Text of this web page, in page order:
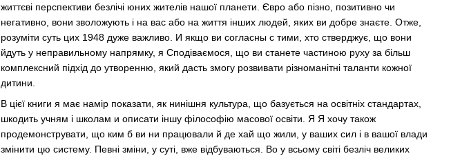
життєві перспективи безлічі юних жителів нашої планети. Євро або пізно, позитивно чи
негативно, вони зволожують і на вас або на життя інших людей, яких ви добре знаєте. Отже,
розуміти суть цих 1948 дуже важливо. И якщо ви согласны с тими, хто стверджує, що вони
йдуть у неправильному напрямку, я Сподіваємося, що ви станете частиною руху за більш
комплексний підхід до утворенню, який дасть змогу розвивати різноманітні таланти кожної
дитини.
В цієї книги я має намір показати, як нинішня культура, що базується на освітніх стандартах,
шкодить учням і школам и описати іншу філософію масової освіти. Я Я хочу також
продемонструвати, що ким б ви ни працювали й де хай що жили, у ваших сил і в вашої влади
змінити цю систему. Певні зміни, у суті, вже відбуваються. Во у всьому світі безліч великих